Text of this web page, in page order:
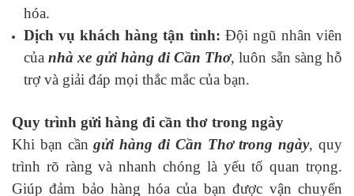
hóa.
Dịch vụ khách hàng tận tình: Đội ngũ nhân viên
củanhà xe gửi hàng đi Cần Thơ, luôn sẵn sàng hỗ
trợ và giải đáp mọi thắc mắc của bạn.
Quy trình gửi hàng đi cần thơ trong ngày
Khi bạn cầngửi hàng đi Cần Thơ trong ngày, quy
trình rõ ràng và nhanh chóng là yếu tố quan trọng.
Giúp đảm bảo hàng hóa của bạn được vận chuyển